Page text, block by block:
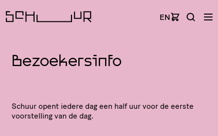
EN
Bezoekersinfo
Schuur opent iedere dag een half uur voor de eerste
voor­stel­ling van de dag.